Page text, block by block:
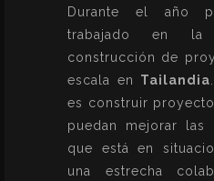
Durante el año
trabajado en la
construcción de
escala en Tailandia
es construir
puedan mejorar
que está en
una estrecha